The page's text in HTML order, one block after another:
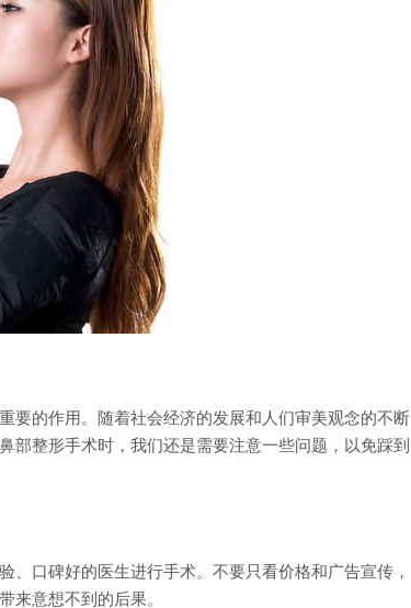
要的作用。随着社会经济的发展和人们审美观念的不断
部整形手术时，我们还是需要注意一些问题，以免踩到
口碑好的医生进行手术。不要只看价格和广告宣传，
来意想不到的后果。